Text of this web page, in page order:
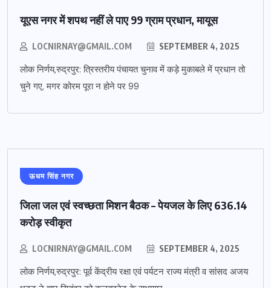
यूएस नगर में शपथ नहीं ले पाए 99 ग्राम प्रधान, मायूस
LOCNIRNAY@GMAIL.COM SEPTEMBER 4, 2025
लोक निर्णय,रुद्रपुर: त्रिस्तरीय पंचायत चुनाव में कड़े मुकाबले में प्रधान तो
चुने गए, मगर कोरम पूरा न होने पर 99
ऊधम सिंह नगर
जिला जल एवं स्वच्छता मिशन बैठक – पेयजल के लिए 636.14
करोड़ स्वीकृत
LOCNIRNAY@GMAIL.COM SEPTEMBER 4, 2025
लोक निर्णय,रुद्रपुर: पूर्व केंद्रीय रक्षा एवं पर्यटन राज्य मंत्री व सांसद अजय